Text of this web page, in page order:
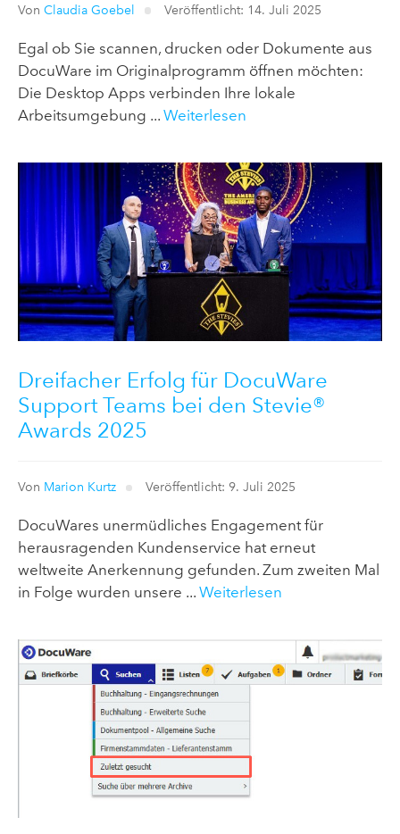
Von Claudia Goebel Veröffentlicht: 14. Juli 2025
Egal ob Sie scannen, drucken oder Dokumente aus
DocuWare im Originalprogramm öffnen möchten:
Die Desktop Apps verbinden Ihre lokale
Arbeitsumgebung ... Weiterlesen
Dreifacher Erfolg für DocuWare
Support Teams bei den Stevie®
Awards 2025
Von Marion Kurtz Veröffentlicht: 9. Juli 2025
DocuWares unermüdliches Engagement für
herausragenden Kundenservice hat erneut
weltweite Anerkennung gefunden. Zum zweiten Mal
in Folge wurden unsere ... Weiterlesen